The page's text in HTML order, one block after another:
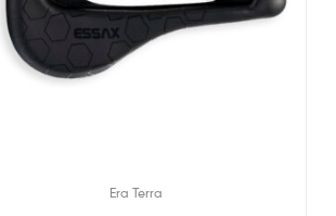
Era Terra